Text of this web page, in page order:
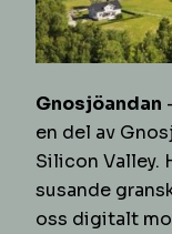
Gnosjöandan
en del av
Silicon Valley.
susande
oss digitalt